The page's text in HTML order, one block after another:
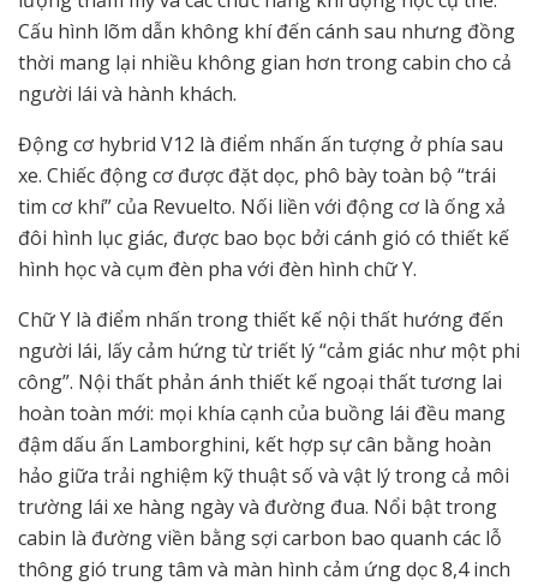
Cấu hình lõm dẫn không khí đến cánh sau nhưng đồng
thời mang lại nhiều không gian hơn trong cabin cho cả
người lái và hành khách.
Động cơ hybrid V12 là điểm nhấn ấn tượng ở phía sau
xe. Chiếc động cơ được đặt dọc, phô bày toàn bộ “trái
tim cơ khí” của Revuelto. Nối liền với động cơ là ống xả
đôi hình lục giác, được bao bọc bởi cánh gió có thiết kế
hình học và cụm đèn pha với đèn hình chữ Y.
Chữ Y là điểm nhấn trong thiết kế nội thất hướng đến
người lái, lấy cảm hứng từ triết lý “cảm giác như một phi
công”. Nội thất phản ánh thiết kế ngoại thất tương lai
hoàn toàn mới: mọi khía cạnh của buồng lái đều mang
đậm dấu ấn Lamborghini, kết hợp sự cân bằng hoàn
hảo giữa trải nghiệm kỹ thuật số và vật lý trong cả môi
trường lái xe hàng ngày và đường đua. Nổi bật trong
cabin là đường viền bằng sợi carbon bao quanh các lỗ
thông gió trung tâm và màn hình cảm ứng dọc 8,4 inch